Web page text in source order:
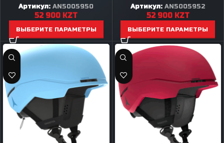
Артикул:AN5005950
52 900 KZT
ВЫБЕРИТЕ ПАРАМЕТРЫ
Артикул: AN5005952
52 900 KZT
ВЫБЕРИТЕ ПАРАМЕТРЫ